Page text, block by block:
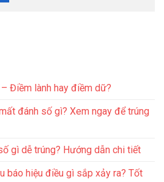
Điềm lành hay điềm dữ?
đánh số gì? Xem ngay để trúng
gì dễ trúng? Hướng dẫn chi tiết
báo hiệu điều gì sắp xảy ra? Tốt